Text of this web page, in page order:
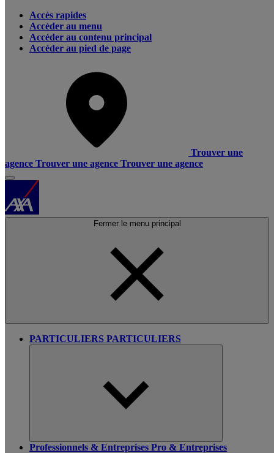
Accès rapides
Accéder au menu
Accéder au contenu principal
Accéder au pied de page
Trouver une
agence Trouver une agence Trouver une agence
Fermer le menu principal
PARTICULIERS PARTICULIERS
Professionnels & Entreprises Pro & Entreprises